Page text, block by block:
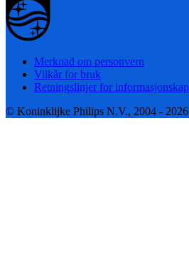
Merknad om personvern
Vilkår for bruk
Retningslinjer for
© Koninklijke Philips N.V., 2004 -